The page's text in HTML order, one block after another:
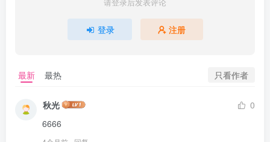
登录 注册
最新 最热 只看作者
秋光
0
6666